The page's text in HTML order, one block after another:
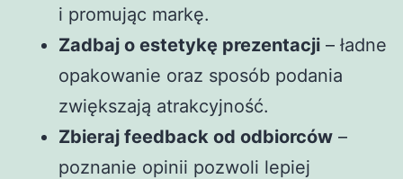
i promując markę.
Zadbaj o estetykę prezentacji – ładne
opakowanie oraz sposób podania
zwiększają atrakcyjność.
Zbieraj feedback od odbiorców –
poznanie opinii pozwoli lepiej